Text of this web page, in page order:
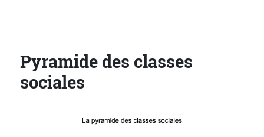
Pyramide des classes
sociales